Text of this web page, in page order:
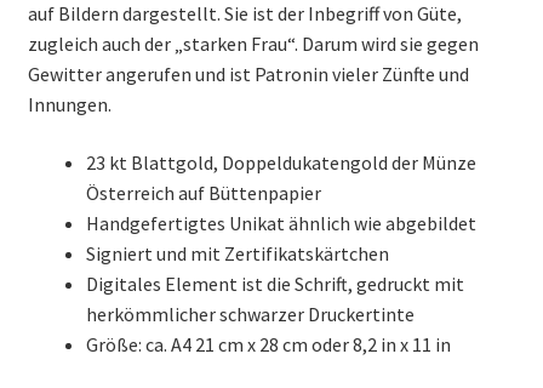
auf Bildern dargestellt. Sie ist der Inbegriff von Güte,
zugleich auch der „starken Frau“. Darum wird sie gegen
Gewitter angerufen und ist Patronin vieler Zünfte und
Innungen.
23 kt Blattgold, Doppeldukatengold der Münze
Österreich auf Büttenpapier
Handgefertigtes Unikat ähnlich wie abgebildet
Signiert und mit Zertifikatskärtchen
Digitales Element ist die Schrift, gedruckt mit
herkömmlicher schwarzer Druckertinte
Größe: ca. A4 21 cm x 28 cm oder 8,2 in x 11 in